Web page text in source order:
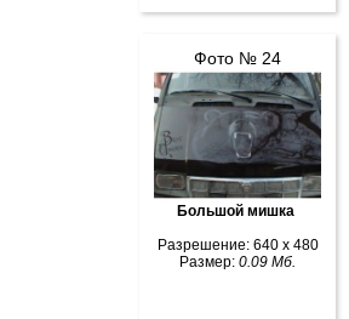
Фото № 24
Большой мишка
Разрешение: 640 x 480
Размер: 0.09 Мб.